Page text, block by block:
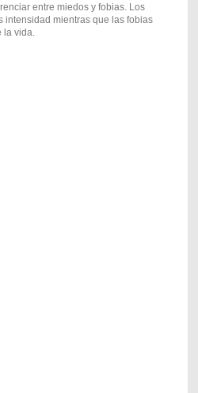
entre miedos y fobias. Los
intensidad mientras que las fobias
vida.